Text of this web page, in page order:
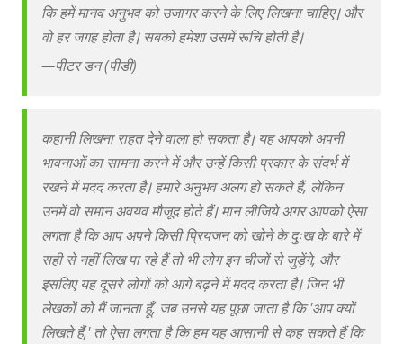
कि हमें मानव अनुभव को उजागर करने के लिए लिखना चाहिए। और
वो हर जगह होता है। सबको हमेशा उसमें रूचि होती है।
—पीटर डन (पीडी)
कहानी लिखना राहत देने वाला हो सकता है। यह आपको अपनी
भावनाओं का सामना करने में और उन्हें किसी प्रकार के संदर्भ में
रखने में मदद करता है। हमारे अनुभव अलग हो सकते हैं, लेकिन
उनमें वो समान अवयव मौजूद होते हैं। मान लीजिये अगर आपको ऐसा
लगता है कि आप अपने किसी प्रियजन को खोने के दुःख के बारे में
सही से नहीं लिख पा रहे हैं तो भी लोग इन चीजों से जुड़ेंगे, और
इसलिए यह दूसरे लोगों को आगे बढ़ने में मदद करता है। जिन भी
लेखकों को मैं जानता हूँ, जब उनसे यह पूछा जाता है कि 'आप क्यों
लिखते हैं,' तो ऐसा लगता है कि हम यह आसानी से कह सकते हैं कि